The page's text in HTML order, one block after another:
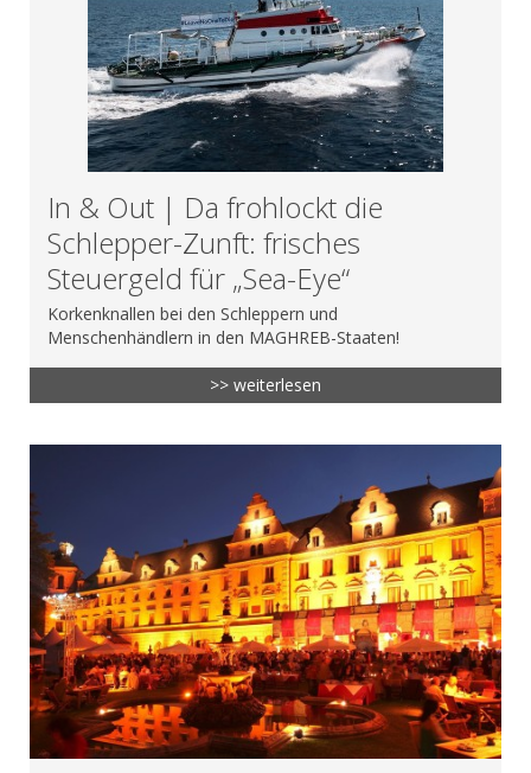
In & Out | Da frohlockt die
Schlepper-Zunft: frisches
Steuergeld für „Sea-Eye“
Korkenknallen bei den Schleppern und
Menschenhändlern in den MAGHREB-Staaten!
>> weiterlesen